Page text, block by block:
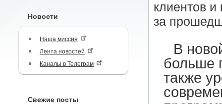
Новости
Наша миссия
Лента новостей
Каналы в Телеграм
Свежие посты
клиентов
за
В
больше
также